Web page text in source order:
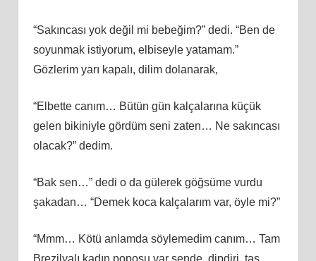
“Sakıncası yok değil mi bebeğim?” dedi. “Ben de
soyunmak istiyorum, elbiseyle yatamam.”
Gözlerim yarı kapalı, dilim dolanarak,
“Elbette canım… Bütün gün kalçalarına küçük
gelen bikiniyle gördüm seni zaten… Ne sakıncası
olacak?” dedim.
“Bak sen…” dedi o da gülerek göğsüme vurdu
şakadan… “Demek koca kalçalarım var, öyle mi?”
“Mmm… Kötü anlamda söylemedim canım… Tam
Brezilyalı kadın poposu var sende, dipdiri, taş